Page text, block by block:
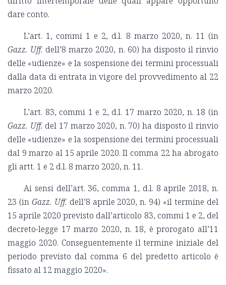
dare conto.
L’art. 1, commi 1 e 2, d.l. 8 marzo 2020, n. 11 (in
Gazz. Uff. dell’8 marzo 2020, n. 60) ha disposto il rinvio
delle «udienze» e la sospensione dei termini processuali
dalla data di entrata in vigore del provvedimento al 22
marzo 2020.
L’art. 83, commi 1 e 2, d.l. 17 marzo 2020, n. 18 (in
Gazz. Uff. del 17 marzo 2020, n. 70) ha disposto il rinvio
delle «udienze» e la sospensione dei termini processuali
dal 9 marzo al 15 aprile 2020. Il comma 22 ha abrogato
gli artt. 1 e 2 d.l. 8 marzo 2020, n. 11.
Ai sensi dell’art. 36, comma 1, d.l. 8 aprile 2018, n.
23 (in Gazz. Uff. dell’8 aprile 2020, n. 94) «il termine del
15 aprile 2020 previsto dall’articolo 83, commi 1 e 2, del
decreto-legge 17 marzo 2020, n. 18, è prorogato all’11
maggio 2020. Conseguentemente il termine iniziale del
periodo previsto dal comma 6 del predetto articolo è
fissato al 12 maggio 2020».